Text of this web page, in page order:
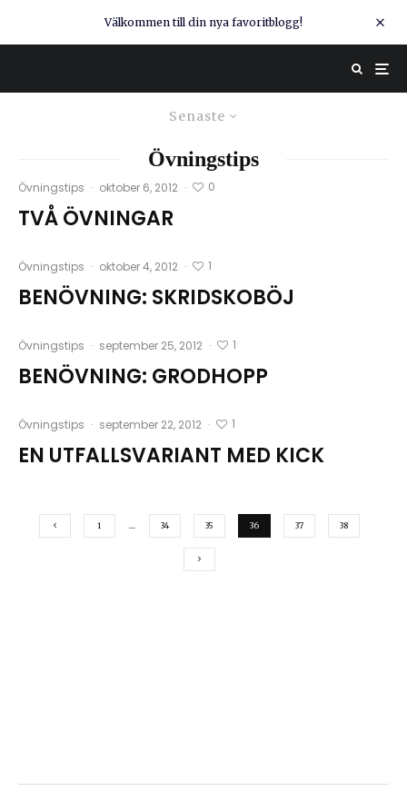
Välkommen till din nya favoritblogg!
Senaste
Övningstips
Övningstips · oktober 6, 2012 · 0
TVÅ ÖVNINGAR
Övningstips · oktober 4, 2012 · 1
BENÖVNING: SKRIDSKOBÖJ
Övningstips · september 25, 2012 · 1
BENÖVNING: GRODHOPP
Övningstips · september 22, 2012 · 1
EN UTFALLSVARIANT MED KICK
1 … 34 35 36 37 38